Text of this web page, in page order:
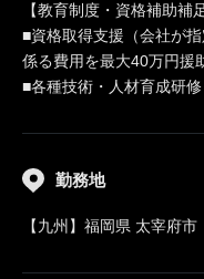
【教育制度・資格補助補足
■資格取得支援（会社が
係る費用を最大40万円援
■各種技術・人材育成研修
勤務地
【九州】福岡県 太宰府市